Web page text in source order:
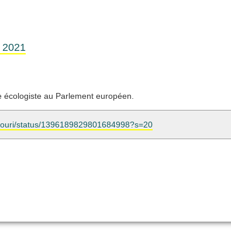
2021
écologiste au Parlement européen.
status/1396189829801684998?s=20